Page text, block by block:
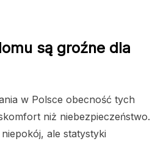
są groźne dla
w Polsce obecność tych
niż niebezpieczeństwo.
ale statystyki